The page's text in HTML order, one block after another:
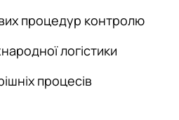
процедур контролю
логістики
процесів